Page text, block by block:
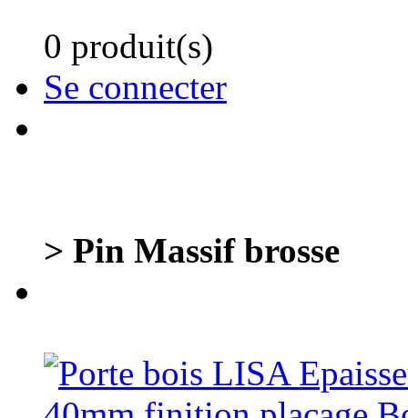
0 produit(s)
Se connecter
> Pin Massif brosse